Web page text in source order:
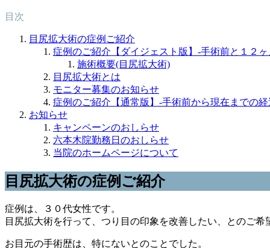
目次
目尻拡大術の症例ご紹介
症例のご紹介【ダイジェスト版】-手術前と１２
施術概要(目尻拡大術)
目尻拡大術とは
モニター募集のお知らせ
症例のご紹介【通常版】-手術前から現在までの経
お知らせ
キャンペーンのおしらせ
六本木院勤務日のおしらせ
当院のホームページについて
目尻拡大術の症例ご紹介
症例は、３０代女性です。
目尻拡大術を行って、つり目の印象を改善したい、とのご希
お目元の手術歴は、特にないとのことでした。